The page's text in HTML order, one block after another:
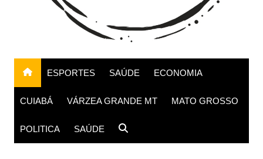
ESPORTES SAÚDE ECONOMIA
CUIABÁ VÁRZEA GRANDE MT MATO GROSSO
POLITICA SAÚDE